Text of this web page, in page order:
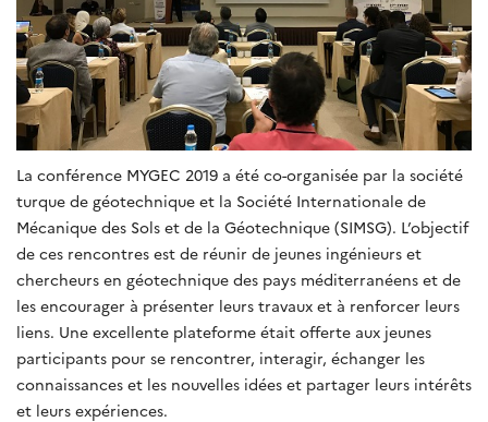
La conférence MYGEC 2019 a été co-organisée par la société
turque de géotechnique et la Société Internationale de
Mécanique des Sols et de la Géotechnique (SIMSG). L’objectif
de ces rencontres est de réunir de jeunes ingénieurs et
chercheurs en géotechnique des pays méditerranéens et de
les encourager à présenter leurs travaux et à renforcer leurs
liens. Une excellente plateforme était offerte aux jeunes
participants pour se rencontrer, interagir, échanger les
connaissances et les nouvelles idées et partager leurs intérêts
et leurs expériences.